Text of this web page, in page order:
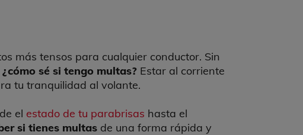
más tensos para cualquier conductor. Sin
¿cómo sé si tengo multas? Estar al corriente
tu tranquilidad al volante.
el estado de tu parabrisas hasta el
si tienes multas de una forma rápida y